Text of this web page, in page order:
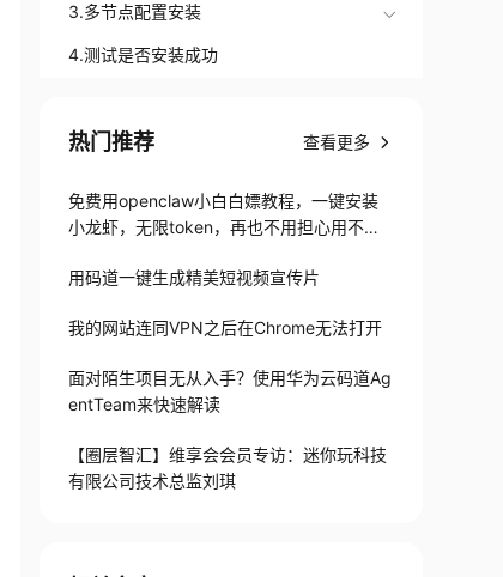
3.多节点配置安装
4.测试是否安装成功
热门推荐 查看更多
免费用openclaw小白白嫖教程，一键安装
小龙虾，无限token，再也不用担心用不起
用码道一键生成精美短视频宣传片
我的网站连同VPN之后在Chrome无法打开
面对陌生项目无从入手？使用华为云码道Ag
entTeam来快速解读
【圈层智汇】维享会会员专访：迷你玩科技
有限公司技术总监刘琪